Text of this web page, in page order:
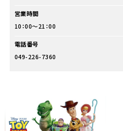
営業時間
10：00～21：00
電話番号
049-226-7360